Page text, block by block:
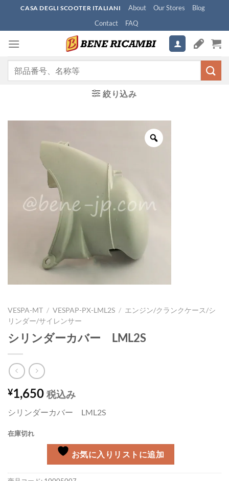
content
CASA DEGLI SCOOTER ITALIANI About Our Stores
Blog
Contact
FAQ
絞り込み
VESPA-MT / VESPAP-PX-LML2S / エンジン/クランクケース/シ
リンダー/サイレンサー
シリンダーカバー LML2S
¥1,650 税込み
シリンダーカバー LML2S
在庫切れ
お気に入りリストに追加